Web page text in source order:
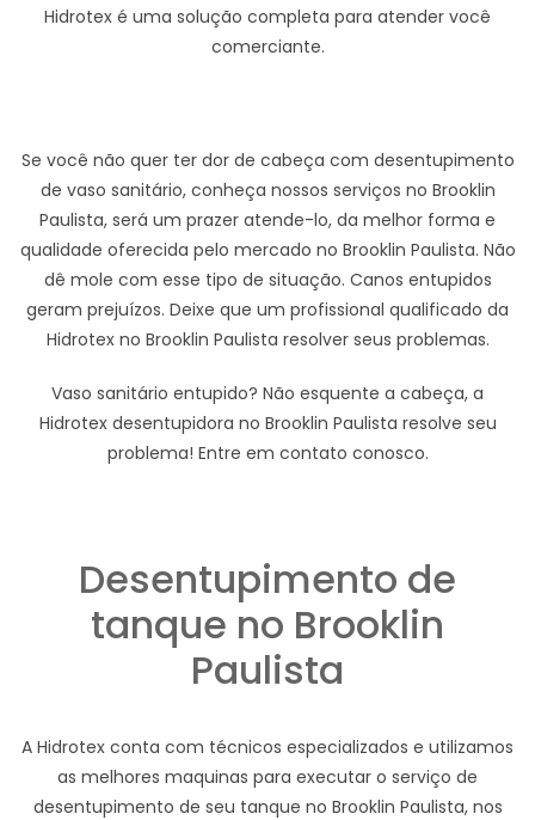
Hidrotex é uma solução completa para atender você
comerciante.
Se você não quer ter dor de cabeça com desentupimento
de vaso sanitário, conheça nossos serviços no Brooklin
Paulista, será um prazer atende-lo, da melhor forma e
qualidade oferecida pelo mercado no Brooklin Paulista. Não
dê mole com esse tipo de situação. Canos entupidos
geram prejuízos. Deixe que um profissional qualificado da
Hidrotex no Brooklin Paulista resolver seus problemas.
Vaso sanitário entupido? Não esquente a cabeça, a
Hidrotex desentupidora no Brooklin Paulista resolve seu
problema! Entre em contato conosco.
Desentupimento de
tanque no Brooklin
Paulista
A Hidrotex conta com técnicos especializados e utilizamos
as melhores maquinas para executar o serviço de
desentupimento de seu tanque no Brooklin Paulista, nos